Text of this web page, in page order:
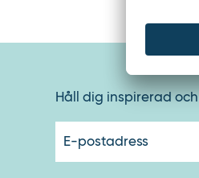
Håll dig inspirerad